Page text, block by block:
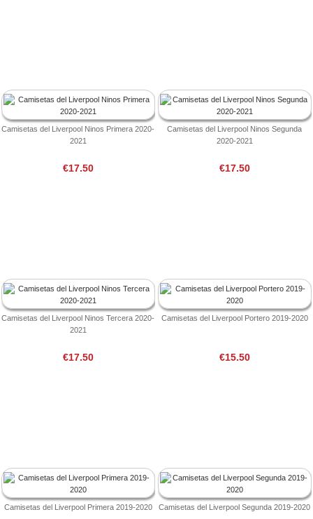
Camisetas del Liverpool Ninos Primera 2020-
2021
€17.50
Camisetas del Liverpool Ninos Segunda
2020-2021
€17.50
Camisetas del Liverpool Ninos Tercera 2020-
2021
€17.50
Camisetas del Liverpool Portero 2019-2020
€15.50
Camisetas del Liverpool Primera 2019-2020 Camisetas del Liverpool Segunda 2019-2020